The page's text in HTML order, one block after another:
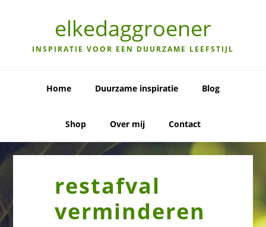
navigation
elkedaggroener
INSPIRATIE VOOR EEN DUURZAME LEEFSTIJL
Home Duurzame inspiratie Blog
Shop Over mij Contact
restafval
verminderen